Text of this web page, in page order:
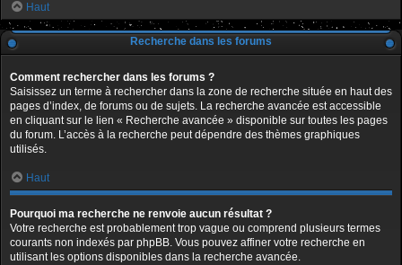
Haut
Recherche dans les forums
Comment rechercher dans les forums ?
Saisissez un terme à rechercher dans la zone de recherche située en haut des
pages d’index, de forums ou de sujets. La recherche avancée est accessible
en cliquant sur le lien « Recherche avancée » disponible sur toutes les pages
du forum. L’accès à la recherche peut dépendre des thèmes graphiques
utilisés.
Haut
Pourquoi ma recherche ne renvoie aucun résultat ?
Votre recherche est probablement trop vague ou comprend plusieurs termes
courants non indexés par phpBB. Vous pouvez affiner votre recherche en
utilisant les options disponibles dans la recherche avancée.